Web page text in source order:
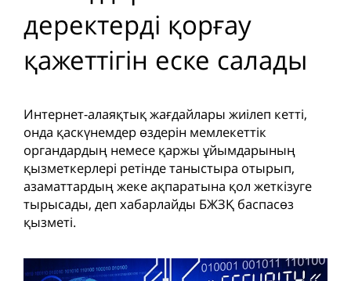
деректерді қорғау
қажеттігін еске салады
Интернет-алаяқтық жағдайлары жиілеп кетті,
онда қаскүнемдер өздерін мемлекеттік
органдардың немесе қаржы ұйымдарының
қызметкерлері ретінде таныстыра отырып,
азаматтардың жеке ақпаратына қол жеткізуге
тырысады, деп хабарлайды БЖЗҚ баспасөз
қызметі.